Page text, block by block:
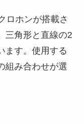
ロホンが搭載さ
三角形と直線の2
ます。使用する
組み合わせが選